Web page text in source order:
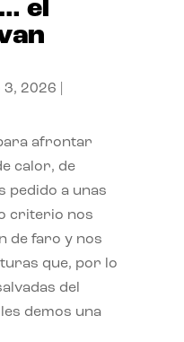
el
3, 2026
afrontar
calor, de
pedido a unas
criterio nos
de faro y nos
que, por lo
del
demos una